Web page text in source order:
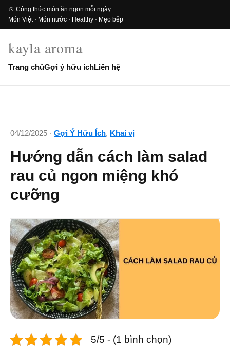
🍲 Công thức món ăn ngon mỗi ngày
Món Việt · Món nước · Healthy · Mẹo bếp
kayla aroma
Trang chủGợi ý hữu íchLiên hệ
04/12/2025 · Gợi Ý Hữu Ích, Khai vị
Hướng dẫn cách làm salad
rau củ ngon miệng khó
cưỡng
5/5 - (1 bình chọn)